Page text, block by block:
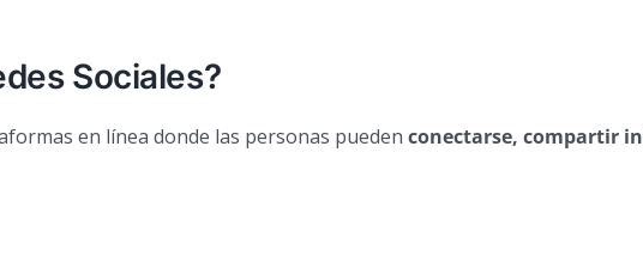
Sociales?
en línea donde las personas pueden conectarse, compartir